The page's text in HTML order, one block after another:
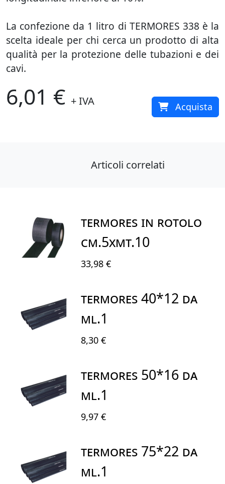
La confezione da 1 litro di TERMORES 338 è la
scelta ideale per chi cerca un prodotto di alta
qualità per la protezione delle tubazioni e dei
cavi.
6,01 € + IVA Acquista
Articoli correlati
TERMORES IN ROTOLO
CM.5XMT.10
33,98 €
TERMORES 40*12 DA
ML.1
8,30 €
TERMORES 50*16 DA
ML.1
9,97 €
TERMORES 75*22 DA
ML.1